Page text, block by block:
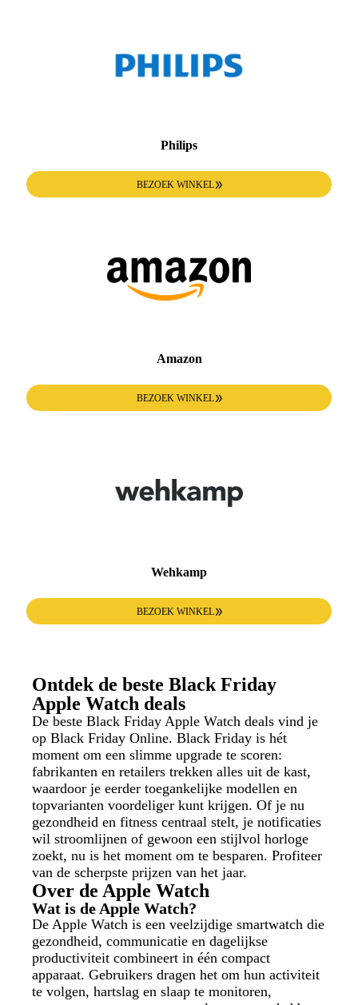
Philips
BEZOEK WINKEL
Amazon
BEZOEK WINKEL
Wehkamp
BEZOEK WINKEL
Ontdek de beste Black Friday
Apple Watch deals
De beste Black Friday Apple Watch deals vind je
op Black Friday Online. Black Friday is hét
moment om een slimme upgrade te scoren:
fabrikanten en retailers trekken alles uit de kast,
waardoor je eerder toegankelijke modellen en
topvarianten voordeliger kunt krijgen. Of je nu
gezondheid en fitness centraal stelt, je notificaties
wil stroomlijnen of gewoon een stijlvol horloge
zoekt, nu is het moment om te besparen. Profiteer
van de scherpste prijzen van het jaar.
Over de Apple Watch
Wat is de Apple Watch?
De Apple Watch is een veelzijdige smartwatch die
gezondheid, communicatie en dagelijkse
productiviteit combineert in één compact
apparaat. Gebruikers dragen het om hun activiteit
te volgen, hartslag en slaap te monitoren,